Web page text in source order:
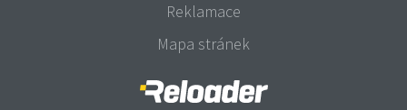
Reklamace
Mapa stránek